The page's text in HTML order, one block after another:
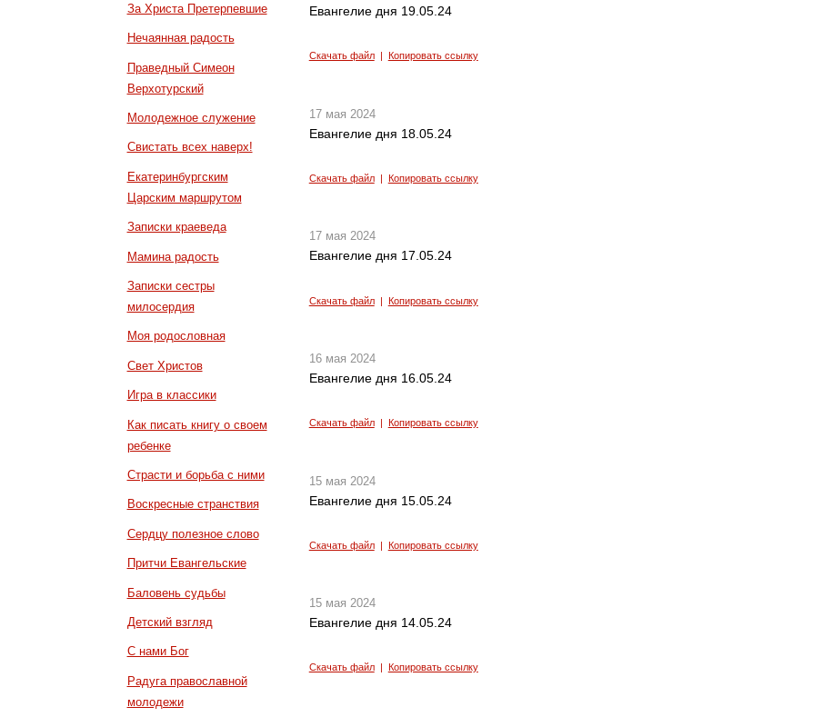
За Христа Претерпевшие
Нечаянная радость
Праведный Симеон
Верхотурский
Молодежное служение
Свистать всех наверх!
Екатеринбургским
Царским маршрутом
Записки краеведа
Мамина радость
Записки сестры
милосердия
Моя родословная
Свет Христов
Игра в классики
Как писать книгу о своем
ребенке
Страсти и борьба с ними
Воскресные странствия
Сердцу полезное слово
Притчи Евангельские
Баловень судьбы
Детский взгляд
С нами Бог
Радуга православной
молодежи
Евангелие дня 19.05.24
Скачать файл| Копировать ссылку
17 мая 2024
Евангелие дня 18.05.24
Скачать файл| Копировать ссылку
17 мая 2024
Евангелие дня 17.05.24
Скачать файл| Копировать ссылку
16 мая 2024
Евангелие дня 16.05.24
Скачать файл| Копировать ссылку
15 мая 2024
Евангелие дня 15.05.24
Скачать файл| Копировать ссылку
15 мая 2024
Евангелие дня 14.05.24
Скачать файл| Копировать ссылку